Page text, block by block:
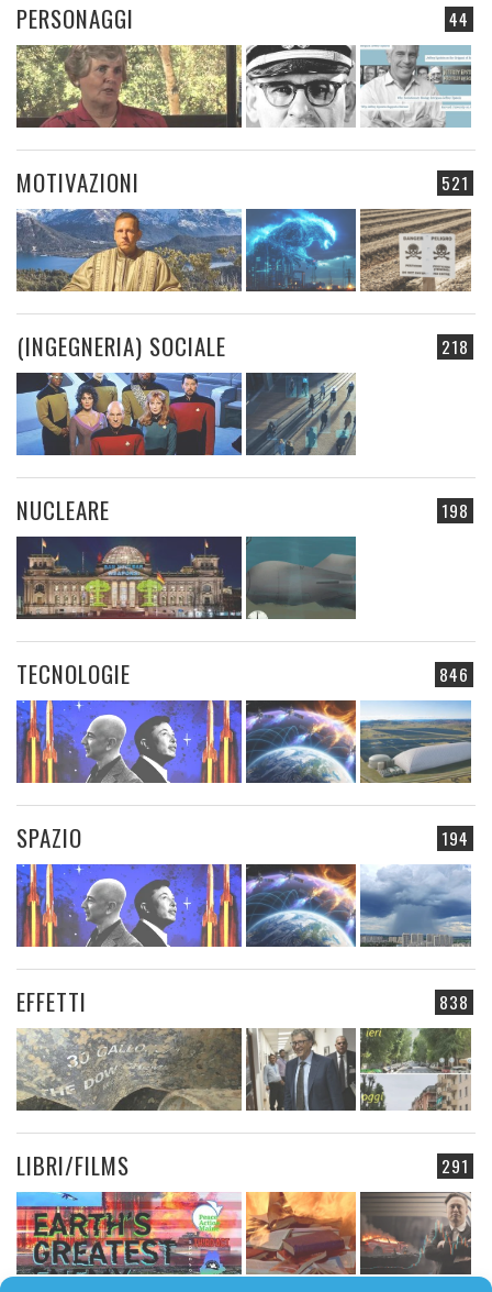
44
PERSONAGGI
521
MOTIVAZIONI
218
(INGEGNERIA) SOCIALE
198
NUCLEARE
846
TECNOLOGIE
194
SPAZIO
838
EFFETTI
291
LIBRI/FILMS